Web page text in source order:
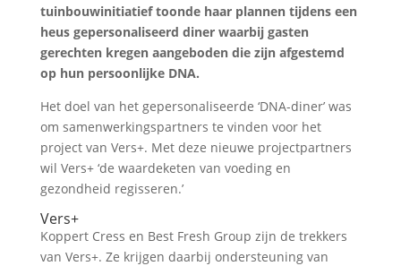
tuinbouwinitiatief toonde haar plannen tijdens een
heus gepersonaliseerd diner waarbij gasten
gerechten kregen aangeboden die zijn afgestemd
op hun persoonlijke DNA.
Het doel van het gepersonaliseerde ‘DNA-diner’ was
om samenwerkingspartners te vinden voor het
project van Vers+. Met deze nieuwe projectpartners
wil Vers+ ‘de waardeketen van voeding en
gezondheid regisseren.’
Vers+
Koppert Cress en Best Fresh Group zijn de trekkers
van Vers+. Ze krijgen daarbij ondersteuning van